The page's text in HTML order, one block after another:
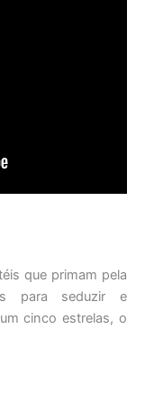
que primam pela
para seduzir e
cinco estrelas, o